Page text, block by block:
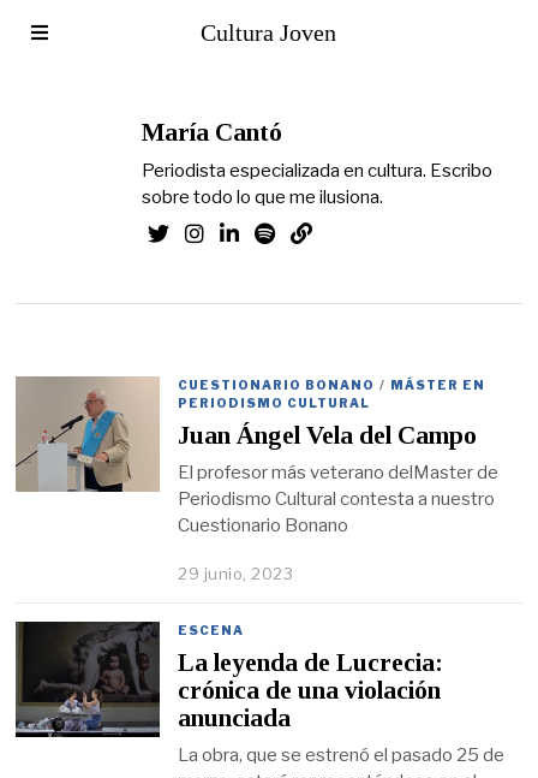
Cultura Joven
María Cantó
Periodista especializada en cultura. Escribo
sobre todo lo que me ilusiona.
CUESTIONARIO BONANO / MÁSTER EN
PERIODISMO CULTURAL
Juan Ángel Vela del Campo
El profesor más veterano delMaster de
Periodismo Cultural contesta a nuestro
Cuestionario Bonano
29 junio, 2023
ESCENA
La leyenda de Lucrecia:
crónica de una violación
anunciada
La obra, que se estrenó el pasado 25 de